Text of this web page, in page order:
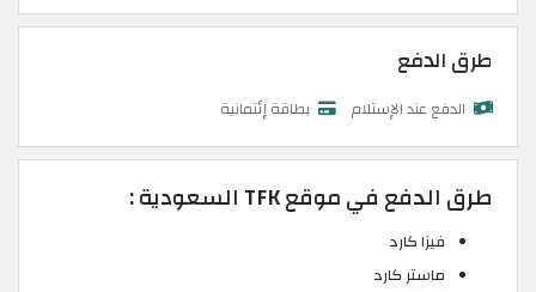
طرق الدفع
الدفع عند الإستلام بطاقة إئتمانية
طرق الدفع في موقع TFK السعودية :
فيزا كارد
ماستر كارد